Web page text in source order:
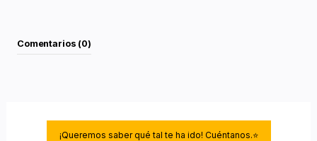
Comentarios (0)
¡Queremos saber qué tal te ha ido! Cuéntanos.⭐